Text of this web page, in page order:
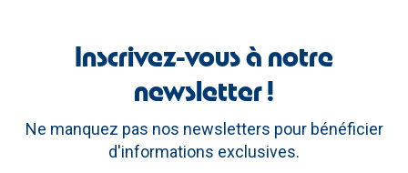
Inscrivez-vous à notre
newsletter !
Ne manquez pas nos newsletters pour bénéficier
d'informations exclusives.